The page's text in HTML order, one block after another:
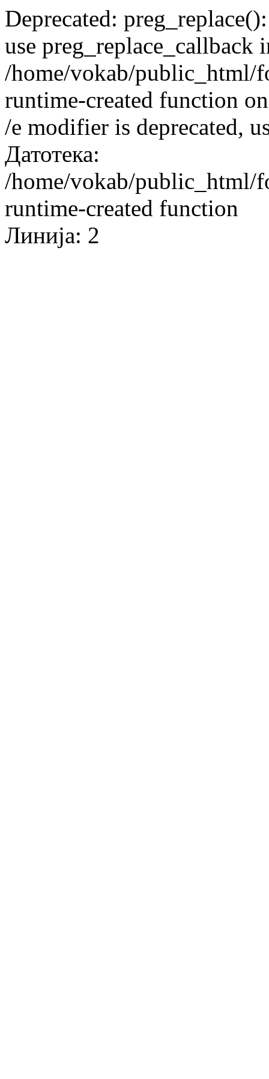
Deprecated:
use preg_replace_callback
/home/vokab/public_html/
runtime-created function
/e modifier is deprecated,
Датотека:
/home/vokab/public_html/
runtime-created function
Линија: 2